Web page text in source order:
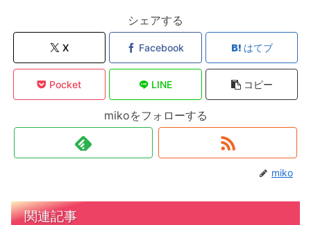
シェアする
X Facebook はてブ
Pocket LINE コピー
mikoをフォローする
miko
関連記事